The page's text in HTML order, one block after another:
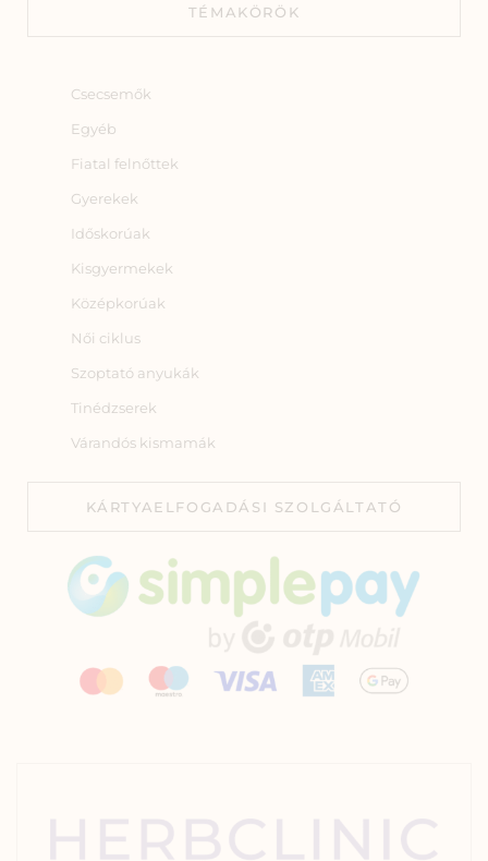
TÉMAKÖRÖK
Csecsemők
Egyéb
Fiatal felnőttek
Gyerekek
Időskorúak
Kisgyermekek
Középkorúak
Női ciklus
Szoptató anyukák
Tinédzserek
Várandós kismamák
KÁRTYAELFOGADÁSI SZOLGÁLTATÓ